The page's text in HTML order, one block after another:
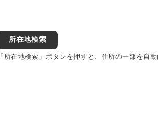
所在地検索
「所在地検索」ボタンを押すと、住所の一部を自動